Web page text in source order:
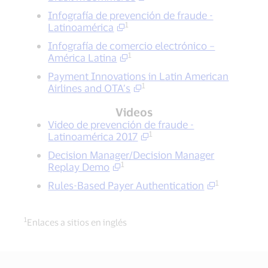
Infografía de prevención de fraude -
Latinoamérica
1
Infografía de comercio electrónico –
América Latina
1
Payment Innovations in Latin American
Airlines and OTA’s
1
Videos
Video de prevención de fraude -
Latinoamérica 2017
1
Decision Manager/Decision Manager
Replay Demo
1
Rules-Based Payer Authentication 1
1 Enlaces a sitios en inglés